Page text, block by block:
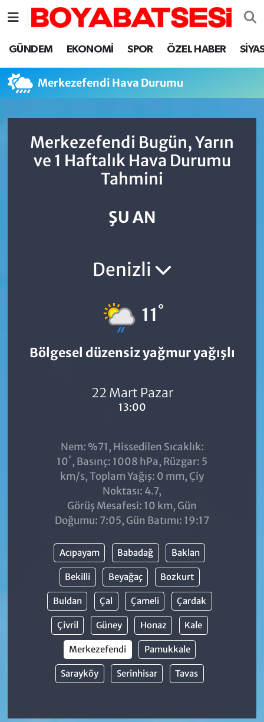
GÜNDEM EKONOMİ SPOR ÖZEL HABER
Merkezefendi Hava Durumu
Merkezefendi Bugün, Yarın
ve 1 Haftalık Hava Durumu
Tahmini
ŞU AN
Denizli
11°
Bölgesel düzensiz yağmur yağışlı
22 Mart Pazar
13:00
Nem: %71, Hissedilen Sıcaklık:
10°, Basınç: 1008 hPa, Rüzgar: 5
km/s, Toplam Yağış: 0 mm, Çiy
Noktası: 4.7,
Görüş Mesafesi: 10 km, Gün
Doğumu: 7:05, Gün Batımı: 19:17
Acıpayam Babadağ Baklan
Bekilli Beyağaç Bozkurt
Buldan Çal Çameli Çardak
Çivril Güney Honaz Kale
Merkezefendi Pamukkale
Sarayköy Serinhisar Tavas
Sinop Nöbetçi Eczaneler
Sinop Hava Durumu
Sinop Trafik Yoğunluk Haritası
Süper Lig Puan Durumu ve Fikstür
Son Dakika Haberleri